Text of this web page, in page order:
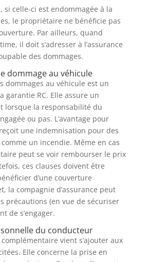
si celle-ci est endommagée à la
le propriétaire ne bénéficie pas
Par ailleurs, quand
il doit s’adresser à l’assurance
des dommages.
dommage au véhicule
dommages au véhicule est un
garantie RC. Elle assure un
lorsque la responsabilité du
ou pas. L’avantage pour
reçoit une indemnisation pour des
un incendie. Même en cas
peut se voir rembourser le prix
ces clauses doivent être
d’une couverture
la compagnie d’assurance peut
précautions (en vue de sécuriser
de s’engager.
du conducteur
vient s’ajouter aux
Elle concerne la prise en